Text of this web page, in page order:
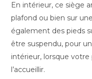
En intérieur, ce siège
plafond ou bien sur
également des pieds
être suspendu, pour un
intérieur, lorsque
l’accueillir.